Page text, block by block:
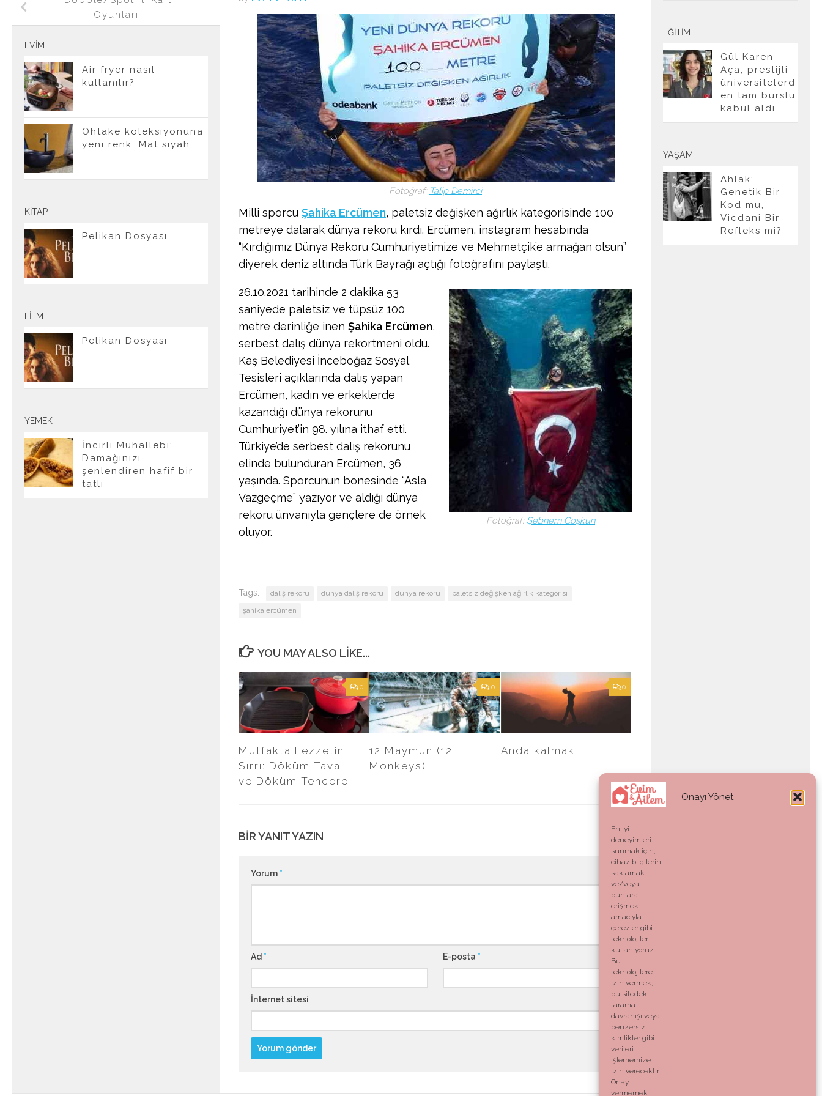
Onayı Yönet
En iyi
deneyimleri
sunmak için,
cihaz bilgilerini
saklamak
ve/veya
bunlara
erişmek
amacıyla
çerezler gibi
teknolojiler
kullanıyoruz.
Bu
teknolojilere
izin vermek,
bu sitedeki
tarama
davranışı veya
benzersiz
kimlikler gibi
verileri
işlememize
izin verecektir.
Onay
vermemek
Fotoğraf: Talip Demirci
Milli sporcu Şahika Ercümen, paletsiz değişken ağırlık kategorisinde 100
metreye dalarak dünya rekoru kırdı. Ercümen, instagram hesabında
“Kırdığımız Dünya Rekoru Cumhuriyetimize ve Mehmetçik’e armağan olsun”
diyerek deniz altında Türk Bayrağı açtığı fotoğrafını paylaştı.
Fotoğraf: Şebnem Coşkun
26.10.2021 tarihinde 2 dakika 53
saniyede paletsiz ve tüpsüz 100
metre derinliğe inen Şahika Ercümen,
serbest dalış dünya rekortmeni oldu.
Kaş Belediyesi İnceboğaz Sosyal
Tesisleri açıklarında dalış yapan
Ercümen, kadın ve erkeklerde
kazandığı dünya rekorunu
Cumhuriyet’in 98. yılına ithaf etti.
Türkiye’de serbest dalış rekorunu
elinde bulunduran Ercümen, 36
yaşında. Sporcunun bonesinde “Asla
Vazgeçme” yazıyor ve aldığı dünya
rekoru ünvanıyla gençlere de örnek
oluyor.
Tags: dalış rekoru dünya dalış rekoru dünya rekoru
paletsiz değişken ağırlık kategorisi
şahika ercümen
YOU MAY ALSO LIKE...
0
Mutfakta Lezzetin
Sırrı: Döküm Tava
ve Döküm Tencere
0
12 Maymun (12
Monkeys)
0
Anda kalmak
BIR YANIT YAZIN
Yorum *
Ad * E-posta *
İnternet sitesi
Oyunları
EVIM
Air fryer nasıl
kullanılır?
Ohtake koleksiyonuna
yeni renk: Mat siyah
KITAP
Pelikan Dosyası
FILM
Pelikan Dosyası
YEMEK
İncirli Muhallebi:
Damağınızı
şenlendiren hafif bir
tatlı
EĞITIM
Gül Karen
Aça, prestijli
üniversitelerd
en tam burslu
kabul aldı
YAŞAM
Ahlak:
Genetik Bir
Kod mu,
Vicdani Bir
Refleks mi?